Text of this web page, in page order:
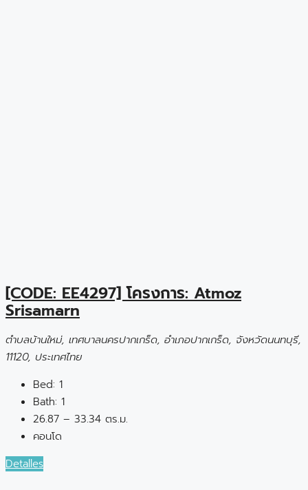
[CODE: EE4297] โครงการ: Atmoz
Srisamarn
ตำบลบ้านใหม่, เทศบาลนครปากเกร็ด, อำเภอปากเกร็ด, จังหวัดนนทบุรี,
11120, ประเทศไทย
Bed: 1
Bath: 1
26.87 – 33.34 ตร.ม.
คอนโด
Detalles